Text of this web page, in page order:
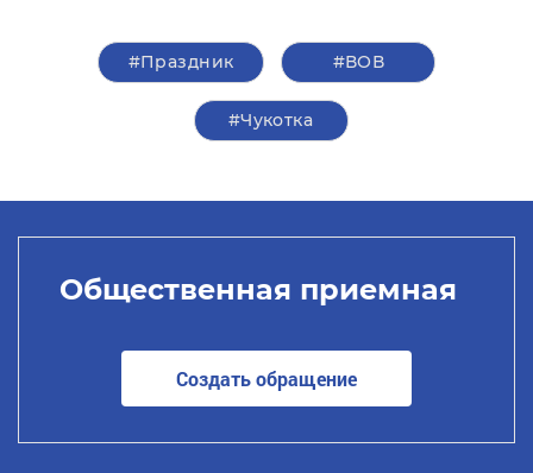
#Праздник #ВОВ
#Чукотка
Общественная приемная
Создать обращение